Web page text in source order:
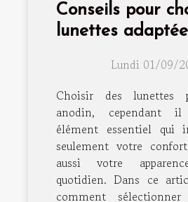
Conseils pour
lunettes
Lundi 01/09/
Choisir des lunettes
anodin, cependant il
élément essentiel qui
seulement votre
aussi votre
quotidien. Dans ce
comment